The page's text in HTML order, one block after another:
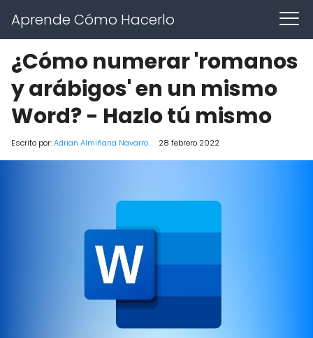
Aprende Cómo Hacerlo
¿Cómo numerar 'romanos
y arábigos' en un mismo
Word? - Hazlo tú mismo
Escrito por:Adrian Almiñana Navarro 28 febrero 2022